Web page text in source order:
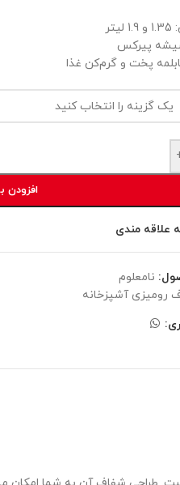
پیرکس
پخت و گرم‌کن غذا
افزودن
علاقه مندی
نامعلوم
رومیزی آشپزخانه